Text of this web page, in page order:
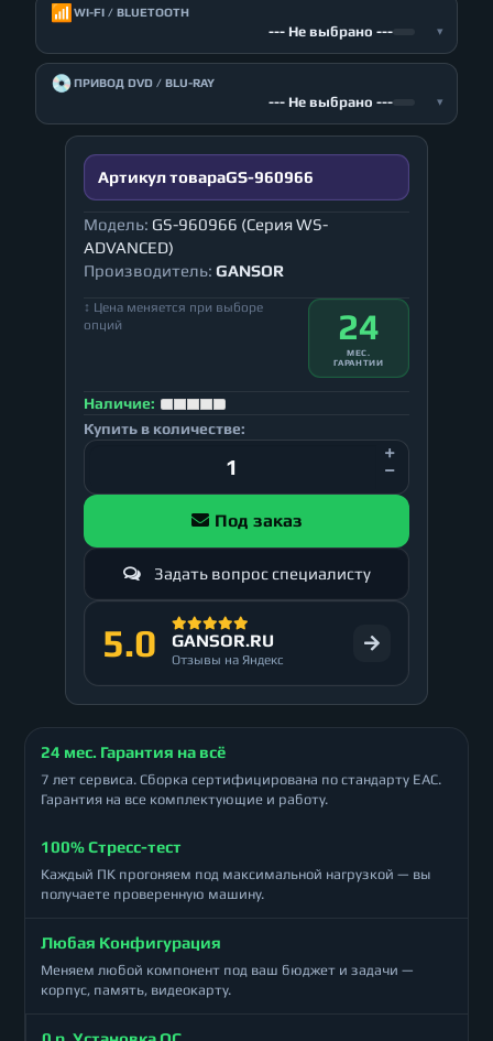
📶 WI-FI / BLUETOOTH
--- Не выбрано --- ▾
💿ПРИВОД DVD / BLU-RAY
--- Не выбрано --- ▾
Артикул товараGS-960966
Модель: GS-960966 (Серия WS-
ADVANCED)
Производитель: GANSOR
↕ Цена меняется при выборе
опций
24
МЕС.
ГАРАНТИИ
Наличие:
Купить в количестве:
Под заказ
Задать вопрос специалисту
5.0 GANSOR.RU
Отзывы на Яндекс
24 мес. Гарантия на всё
7 лет сервиса. Сборка сертифицирована по стандарту ЕАС.
Гарантия на все комплектующие и работу.
100% Стресс-тест
Каждый ПК прогоняем под максимальной нагрузкой — вы
получаете проверенную машину.
Любая Конфигурация
Меняем любой компонент под ваш бюджет и задачи —
корпус, память, видеокарту.